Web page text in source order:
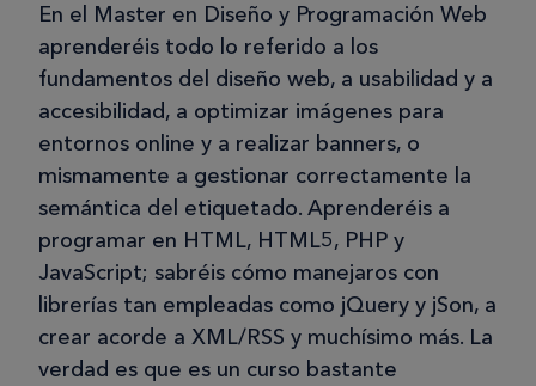
En el Master en Diseño y Programación Web
aprenderéis todo lo referido a los
fundamentos del diseño web, a usabilidad y a
accesibilidad, a optimizar imágenes para
entornos online y a realizar banners, o
mismamente a gestionar correctamente la
semántica del etiquetado. Aprenderéis a
programar en HTML, HTML5, PHP y
JavaScript; sabréis cómo manejaros con
librerías tan empleadas como jQuery y jSon, a
crear acorde a XML/RSS y muchísimo más. La
verdad es que es un curso bastante